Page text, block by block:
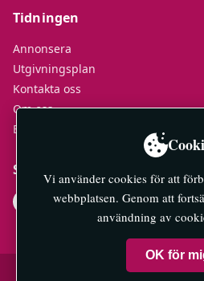
Tidningen
Annonsera
Utgivningsplan
Kontakta oss
Om oss
E-tidningar
Socialt
© 2026 Mälaröarnas Nyheter
Vi använder cookies för att
webbplatsen. Genom att
användning av
OK för